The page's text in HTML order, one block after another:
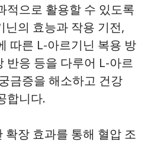
적으로 활용할 수 있도록
닌의 효능과 작용 기전,
따른 L-아르기닌 복용 방
반응 등을 다루어 L-아르
금증을 해소하고 건강
합니다.
확장 효과를 통해 혈압 조